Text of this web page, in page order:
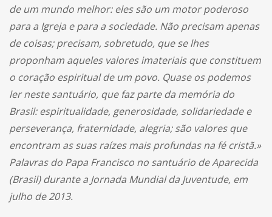
de um mundo melhor: eles são um motor poderoso
para a Igreja e para a sociedade. Não precisam apenas
de coisas; precisam, sobretudo, que se lhes
proponham aqueles valores imateriais que constituem
o coração espiritual de um povo. Quase os podemos
ler neste santuário, que faz parte da memória do
Brasil: espiritualidade, generosidade, solidariedade e
perseverança, fraternidade, alegria; são valores que
encontram as suas raízes mais profundas na fé cristã.»
Palavras do Papa Francisco no santuário de Aparecida
(Brasil) durante a Jornada Mundial da Juventude, em
julho de 2013.